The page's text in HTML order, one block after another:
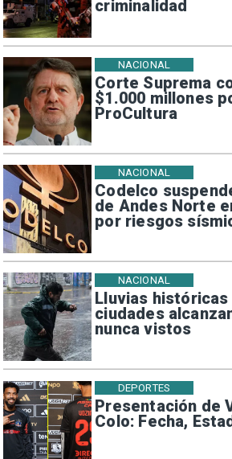
criminalidad
Corte Suprema
$1.000 millones
ProCultura
NACIONAL
Codelco
de Andes Norte
por riesgos
NACIONAL
Lluvias históricas
ciudades
nunca vistos
NACIONAL
Presentación de
Colo: Fecha,
DEPORTES